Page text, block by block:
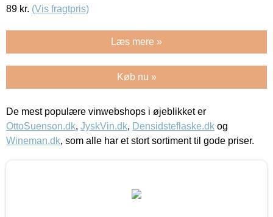
89 kr. (Vis fragtpris)
Læs mere »
Køb nu »
De mest populære vinwebshops i øjeblikket er
OttoSuenson.dk, JyskVin.dk, Densidsteflaske.dk og
Wineman.dk, som alle har et stort sortiment til gode priser.